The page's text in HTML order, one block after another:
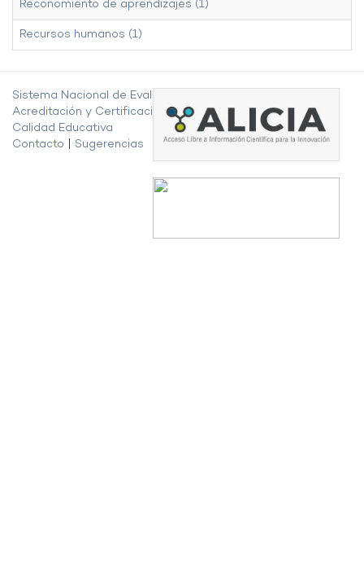
Reconomiento de aprendizajes (1)
Recursos humanos (1)
Sistema Nacional de Evaluación,
Acreditación y Certificación de la
Calidad Educativa
Contacto
Sugerencias